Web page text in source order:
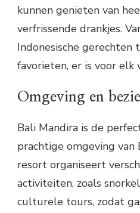
kunnen genieten van
verfrissende drankjes.
Indonesische
favorieten, er is voor elk
Omgeving en
Bali Mandira is de
prachtige omgeving
resort organiseert
activiteiten, zoals
culturele tours, zodat